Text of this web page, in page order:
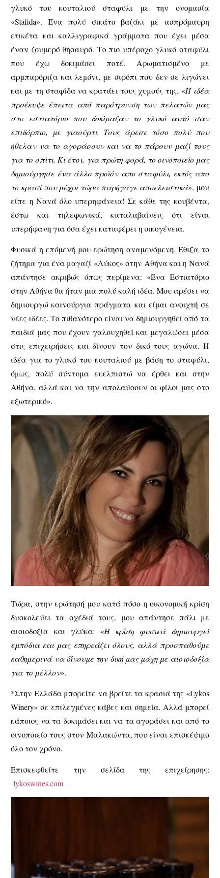
γλυκό του κουταλιού σταφύλι με την ονομασία
«Stafida». Ένα πολύ σικάτο βαζάκι με ασπρόμαυρη
ετικέτα και καλλιγραφικά γράμματα που έχει μέσα
έναν ζουμερό θησαυρό. Το πιο υπέροχο γλυκό σταφύλι
που έχω δοκιμάσει ποτέ. Αρωματισμένο με
αρμπαρόριζα και λεμόνι, με σιρόπι που δεν σε λιγώνει
και με τη σταφίδα να κρατάει τους χυμούς της. «Η ιδέα
προέκυψε έπειτα από παρότρυνση των πελατών μας
στο εστιατόριο που δοκίμαζαν το γλυκό αυτό σαν
επιδόρπιο, με γιαούρτι. Τους άρεσε τόσο πολύ που
ήθελαν να το αγοράσουν και να το πάρουν μαζί τους
για το σπίτι. Κι έτσι, για πρώτη φορά, το οινοποιείο μας
δημιούργησε ένα άλλο προϊόν απο σταφύλι, εκτός απο
το κρασί που μέχρι τώρα παρήγαγε αποκλειστικά», μου
είπε η Νανά όλο υπερηφάνεια! Σε κάθε της κουβέντα,
έστω και τηλεφωνικά, καταλαβαίνεις ότι είναι
υπερήφανη για όσα έχει καταφέρει η οικογένεια.
Φυσικά η επόμενή μου ερώτηση αναμενόμενη. Έθιξα το
ζήτημα για ένα μαγαζί «Λύκος» στην Αθήνα και η Νανά
απάντησε ακριβώς όπως περίμενα: «Ένα Εστιατόριο
στην Αθήνα θα ήταν μια πολύ καλή ιδέα. Μου αρέσει να
δημιουργώ καινούργια πράγματα και είμαι ανοιχτή σε
νέες ιδέες. Το πιθανότερο είναι να δημιουργηθεί από τα
παιδιά μας που έχουν γαλουχηθεί και μεγαλώσει μέσα
στις επιχειρήσεις και δίνουν τον δικό τους αγώνα. Η
ιδέα για το γλυκό του κουταλιού με βάση το σταφύλι,
όμως, πολύ σύντομα ευελπιστώ να έρθει και στην
Αθήνα, αλλά και να την απολαύσουν οι φίλοι μας στο
εξωτερικό».
Τώρα, στην ερώτησή μου κατά πόσο η οικονομική κρίση
δυσκολεύει τα σχέδιά τους, μου απάντησε πάλι με
αισιοδοξία και γλύκα: «Η κρίση φυσικά δημιουργεί
εμπόδια και μας επηρεάζει όλους, αλλά προσπαθούμε
καθημερινά να δίνουμε την δική μας μάχη με αισιοδοξία
για το μέλλον».
*Στην Ελλάδα μπορείτε να βρείτε τα κρασιά της «Lykos
Winery» σε επιλεγμένες κάβες και σημεία. Αλλά μπορεί
κάποιος να τα δοκιμάσει και να τα αγοράσει και από το
οινοποιείο τους στον Μαλακώντα, που είναι επισκέψιμο
όλο τον χρόνο.
Επισκεφθείτε την σελίδα της επιχείρησης:
lykoswines.com